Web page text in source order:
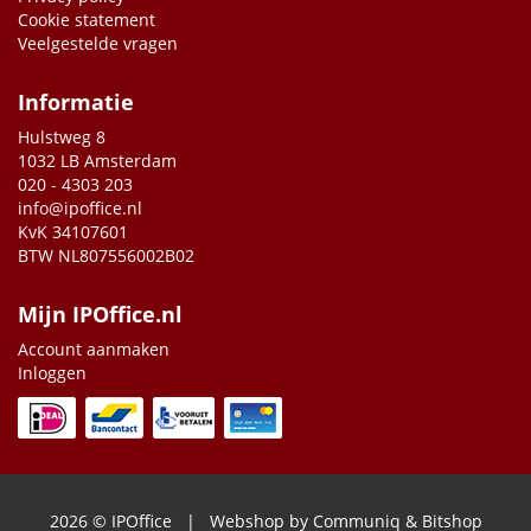
Cookie statement
Veelgestelde vragen
Informatie
Hulstweg 8
1032 LB Amsterdam
020 - 4303 203
info@ipoffice.nl
KvK 34107601
BTW NL807556002B02
Mijn IPOffice.nl
Account aanmaken
Inloggen
2026 © IPOffice | Webshop by Communiq & Bitshop